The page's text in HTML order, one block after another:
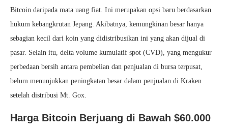
Bitcoin daripada mata uang fiat. Ini merupakan opsi baru berdasarkan
hukum kebangkrutan Jepang. Akibatnya, kemungkinan besar hanya
sebagian kecil dari koin yang didistribusikan ini yang akan dijual di
pasar. Selain itu, delta volume kumulatif spot (CVD), yang mengukur
perbedaan bersih antara pembelian dan penjualan di bursa terpusat,
belum menunjukkan peningkatan besar dalam penjualan di Kraken
setelah distribusi Mt. Gox.
Harga Bitcoin Berjuang di Bawah $60.000